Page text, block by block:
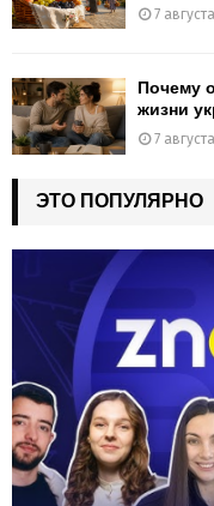
7
Почему
жизни
7
ЭТО ПОПУЛЯРНО